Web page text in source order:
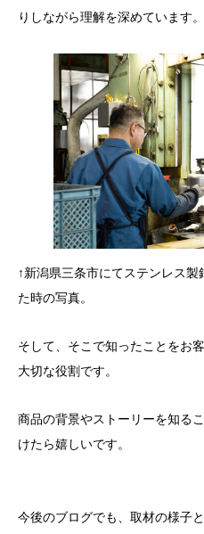
りしながら理解を深めています。
↑新潟県三条市にてステンレス
た時の写真。
そして、そこで知ったことをお
大切な役割です。
商品の背景やストーリーを知る
けたら嬉しいです。
今後のブログでも、取材の様子